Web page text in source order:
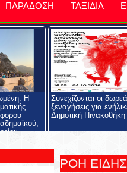
ΠΑΡΑΔΟΣΗ ΤΑΞΙΔΙΑ
Η
Συνεχίζονται οι
ξεναγήσεις για
Δημοτική
ΡΟΗ